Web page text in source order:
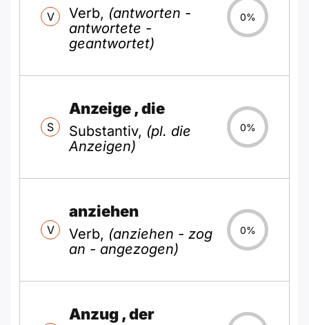
V Verb, (antworten -
antwortete -
geantwortet)
0%
S
Anzeige , die
Substantiv, (pl. die
Anzeigen)
0%
V
anziehen
Verb, (anziehen - zog
an - angezogen)
0%
Anzug , der